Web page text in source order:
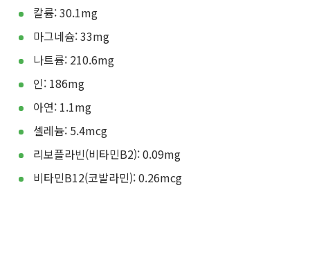
칼륨: 30.1mg
마그네슘: 33mg
나트륨: 210.6mg
인: 186mg
아연: 1.1mg
셀레늄: 5.4mcg
리보플라빈(비타민B2): 0.09mg
비타민B12(코발라민): 0.26mcg